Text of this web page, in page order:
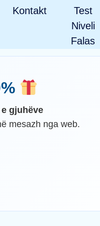
Kontakt
Test
Niveli
Falas
gjuhëve
mesazh nga web.